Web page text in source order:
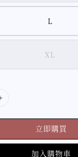
L
XL
立即購買
加入購物車